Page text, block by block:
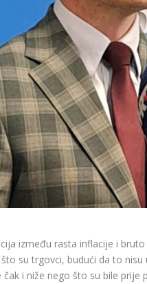
između rasta inflacije i
su trgovci, budući da to
i niže nego što su bile